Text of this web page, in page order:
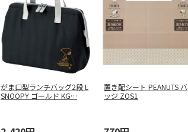
がま口型ランチバッグ2段 L
SNOOPY ゴールド KG…
置き配シート PEANUTS バ
ッジ ZOS1